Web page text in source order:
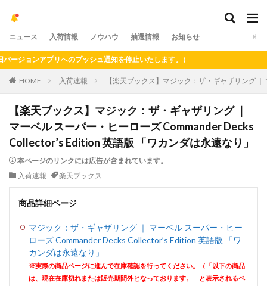
ニュース 入荷情報 ノウハウ 抽選情報 お知らせ
ンアプリへのプッシュ通知を停止いたします。）
HOME 入荷速報 【楽天ブックス】マジック：ザ・ギャザリング
【楽天ブックス】マジック：ザ・ギャザリング ｜
マーベル スーパー・ヒーローズ Commander Decks
Collector’s Edition 英語版 「ワカンダは永遠なり」
本ページのリンクには広告が含まれています。
入荷速報
楽天ブックス
商品詳細ページ
マジック：ザ・ギャザリング ｜ マーベル スーパー・ヒー
ローズ Commander Decks Collector’s Edition 英語版 「ワ
カンダは永遠なり」
※実際の商品ページに進んで在庫確認を行ってください。（「以下の商品
は、現在在庫切れまたは販売期間外となっております。」と表示されるペ